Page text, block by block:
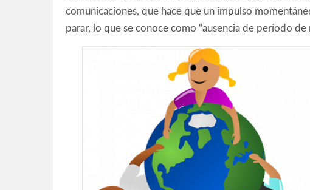
comunicaciones, que hace que un impulso
parar, lo que se conoce como “ausencia de período de